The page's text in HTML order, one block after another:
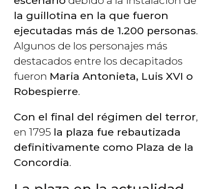
la guillotina en la que fueron
ejecutadas más de 1.200 personas.
Algunos de los personajes más
destacados entre los decapitados
fueron Maria Antonieta, Luis XVI o
Robespierre.
Con el final del régimen del terror,
en 1795 la plaza fue rebautizada
definitivamente como Plaza de la
Concordia.